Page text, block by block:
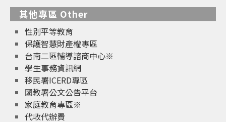
其他專區 Other
性別平等教育
保護智慧財產權專區
台南二區輔導諮商中心※
學生事務資訊網
移民署ICERD專區
國教署公文公告平台
家庭教育專區※
代收代辦費